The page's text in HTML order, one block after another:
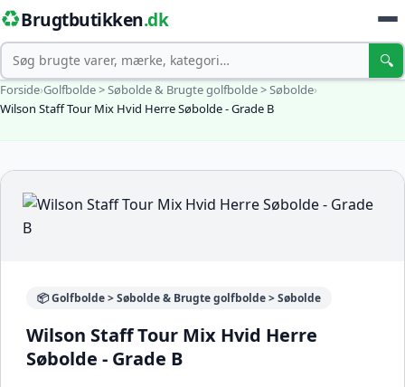
♻️Brugtbutikken.dk
Søg 🔍
Forside›Golfbolde > Søbolde & Brugte golfbolde > Søbolde›
Wilson Staff Tour Mix Hvid Herre Søbolde - Grade B
📦 Golfbolde > Søbolde & Brugte golfbolde > Søbolde
Wilson Staff Tour Mix Hvid Herre
Søbolde - Grade B